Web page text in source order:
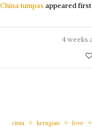
China tumpas appeared first
4 weeks
cinta kerugian love